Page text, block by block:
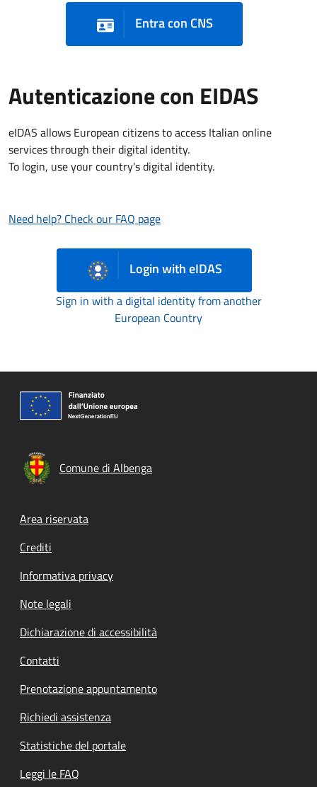
Entra con CNS
Autenticazione con EIDAS
eIDAS allows European citizens to access Italian online
services through their digital identity.
To login, use your country's digital identity.
Need help? Check our FAQ page
Login with eIDAS
Sign in with a digital identity from another
European Country
Comune di Albenga
Footer menu
Area riservata
Crediti
Informativa privacy
Note legali
Dichiarazione di accessibilità
Contatti
Prenotazione appuntamento
Richiedi assistenza
Statistiche del portale
Leggi le FAQ